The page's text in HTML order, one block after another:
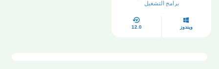
Pro 2026 مجاناً
برامج التشغيل
ويندوز 12.0